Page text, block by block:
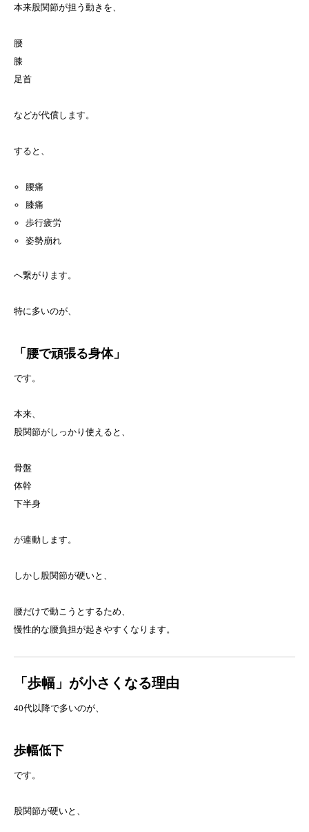
本来股関節が担う動きを、
腰
膝
足首
などが代償します。
すると、
腰痛
膝痛
歩行疲労
姿勢崩れ
へ繋がります。
特に多いのが、
「腰で頑張る身体」
です。
本来、
股関節がしっかり使えると、
骨盤
体幹
下半身
が連動します。
しかし股関節が硬いと、
腰だけで動こうとするため、
慢性的な腰負担が起きやすくなります。
「歩幅」が小さくなる理由
40代以降で多いのが、
歩幅低下
です。
股関節が硬いと、